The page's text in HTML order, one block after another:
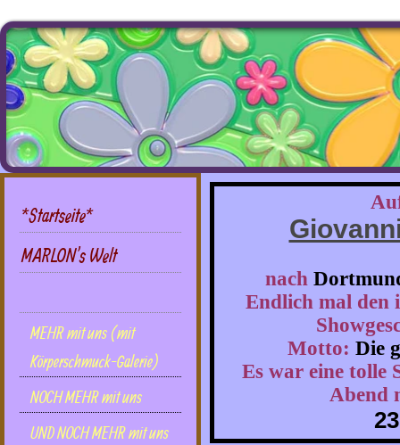
*Startseite*
MARLON's Welt
MEHR mit uns (mit
Körperschmuck-Galerie)
NOCH MEHR mit uns
UND NOCH MEHR mit uns
nach
Endlich mal den
Motto: Die
Es war eine tolle
Abend